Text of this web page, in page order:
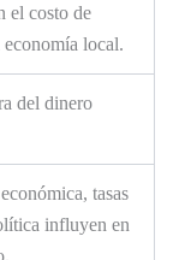
el costo de
local.
del dinero
tasas
influyen en